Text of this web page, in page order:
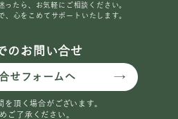
ったら、お気軽にご相談ください。
、心をこめてサポートいたします。
のお問い合せ
せフォームへ
頂く場合がございます。
ご了承ください。